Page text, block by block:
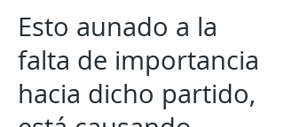
Esto aunado a la
falta de importancia
hacia dicho partido,